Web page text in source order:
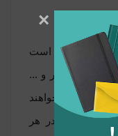
لازم به ذکر است
خط، نقطه ‏دار و ...
معرفی خواهند
فاصله بین خطوط خط کشی 7 میلی متر و در هر
×